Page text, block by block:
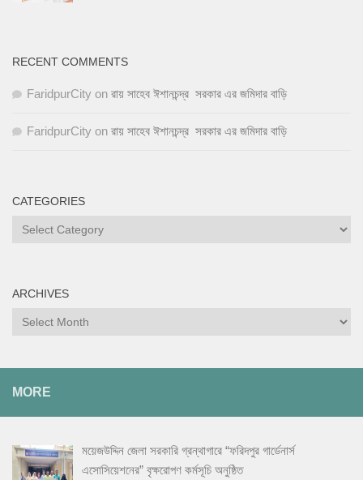
RECENT COMMENTS
FaridpurCity on রায় সাহেব ঈশানচন্দ্র সরকার এর জমিদার বাড়ি
FaridpurCity on রায় সাহেব ঈশানচন্দ্র সরকার এর জমিদার বাড়ি
CATEGORIES
Categories
ARCHIVES
Archives
MORE
ময়েজউদ্দিন জেলা সরকারি গ্রন্থাগারে “ফরিদপুর গার্ডেনার্স
এসোসিয়েশনের” বৃক্ষরোপণ কর্মসূচি অনুষ্ঠিত